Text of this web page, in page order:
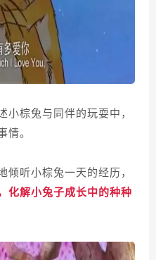
小棕兔与同伴的玩耍中，
。
听小棕兔一天的经历，
化解小兔子成长中的种种